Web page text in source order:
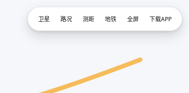
卫星 路况 测距 地铁 全屏 下载APP